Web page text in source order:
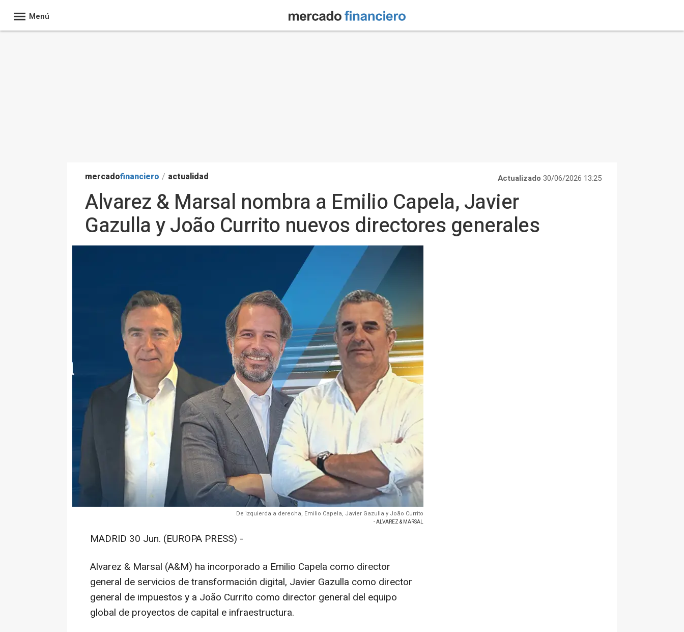
Menú
mercadofinanciero / actualidad Actualizado 30/06/2026 13:25
Alvarez & Marsal nombra a Emilio Capela, Javier
Gazulla y João Currito nuevos directores generales
De izquierda a derecha, Emilio Capela, Javier Gazulla y João Currito
- ALVAREZ & MARSAL
MADRID 30 Jun. (EUROPA PRESS) -
Alvarez & Marsal (A&M) ha incorporado a Emilio Capela como director
general de servicios de transformación digital, Javier Gazulla como director
general de impuestos y a João Currito como director general del equipo
global de proyectos de capital e infraestructura.